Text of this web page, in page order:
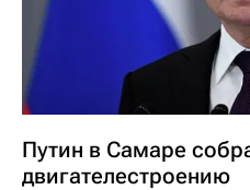
Путин в Самаре
двигателестроению